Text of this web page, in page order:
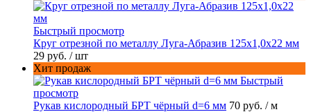
Быстрый просмотр
Круг отрезной по металлу Луга-Абразив 125x1,0x22 мм
29 руб. / шт
Хит продаж
Быстрый
просмотр
Рукав кислородный БРТ чёрный d=6 мм 70 руб. / м